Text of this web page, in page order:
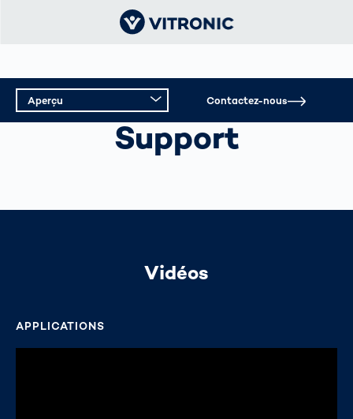
CONTRÔLE DE LA VITESSE
Support
Aperçu
Support technique
Contactez-nous
Vidéos
APPLICATIONS